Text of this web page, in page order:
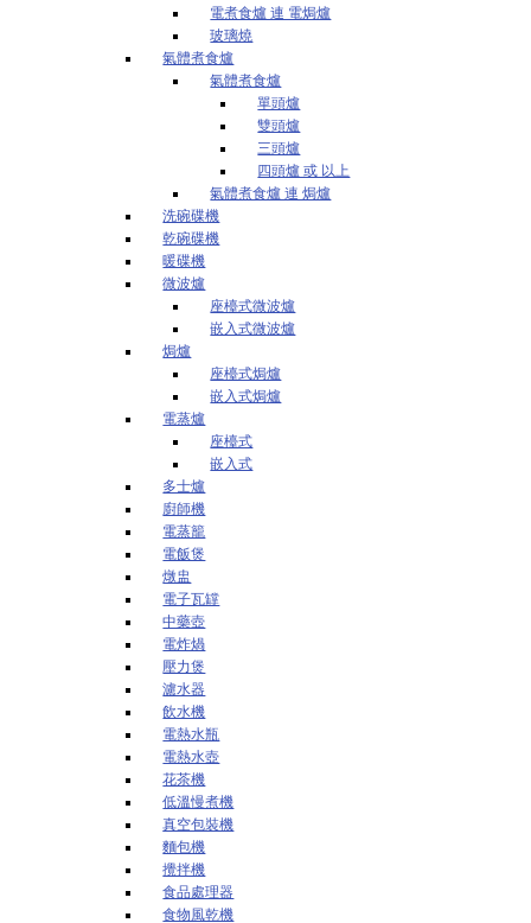
電煮食爐 連 電焗爐
玻璃燒
氣體煮食爐
氣體煮食爐
單頭爐
雙頭爐
三頭爐
四頭爐 或 以上
氣體煮食爐 連 焗爐
洗碗碟機
乾碗碟機
暖碟機
微波爐
座檯式微波爐
嵌入式微波爐
焗爐
座檯式焗爐
嵌入式焗爐
電蒸爐
座檯式
嵌入式
多士爐
廚師機
電蒸籠
電飯煲
燉盅
電子瓦罉
中藥壺
電炸煱
壓力煲
濾水器
飲水機
電熱水瓶
電熱水壺
花茶機
低溫慢煮機
真空包裝機
麵包機
攪拌機
食品處理器
食物風乾機